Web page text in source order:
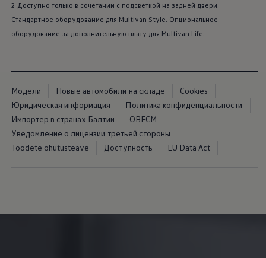
2 Доступно только в сочетании с подсветкой на задней двери.
Стандартное оборудование для Multivan Style. Опциональное
оборудование за дополнительную плату для Multivan Life.
Модели Новые автомобили на складе
Cookies
Юридическая информация
Политика конфиденциальности
Импортер в странах Балтии
OBFCM
Уведомление о лицензии третьей стороны
Toodete ohutusteave
Доступность EU Data Act